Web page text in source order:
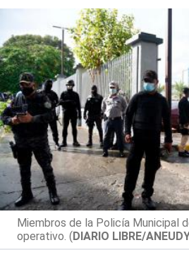
Miembros de la Policía Municipal
operativo. (DIARIO LIBRE/